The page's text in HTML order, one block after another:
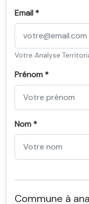
Email *
Votre Analyse
Prénom *
Nom *
Commune à